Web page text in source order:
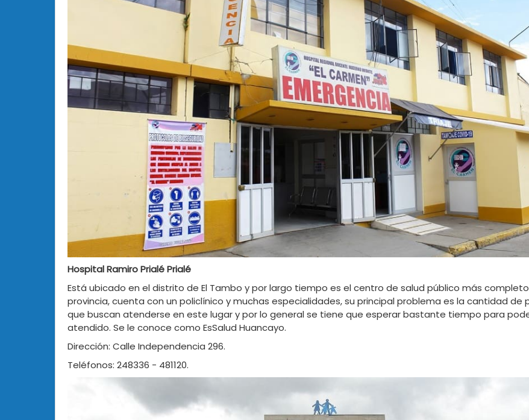
Hospital Ramiro Prialé Prialé
Está ubicado en el distrito de El Tambo y por largo tiempo es el centro de salud público más
provincia, cuenta con un policlínico y muchas especialidades, su principal problema es la cantidad de
que buscan atenderse en este lugar y por lo general se tiene que esperar bastante tiempo para
atendido. Se le conoce como EsSalud Huancayo.
Dirección: Calle Independencia 296.
Teléfonos: 248336 - 481120.